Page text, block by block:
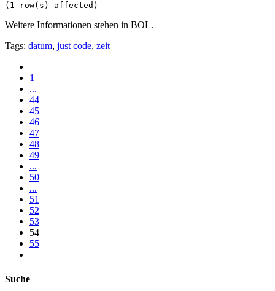
(1 row(s) affected)
Weitere Informationen stehen in BOL.
Tags: datum, just code, zeit
1
...
44
45
46
47
48
49
...
50
...
51
52
53
54
55
Suche